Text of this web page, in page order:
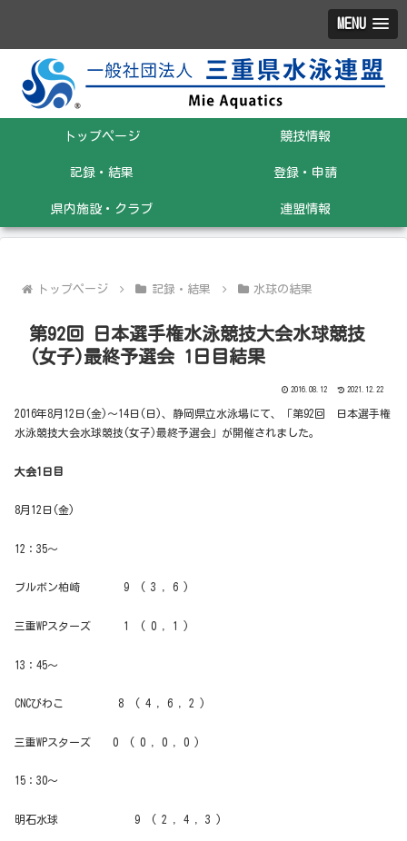
MENU
トップページ 競技情報
記録・結果 登録・申請
県内施設・クラブ 連盟情報
トップページ 記録・結果 水球の結果
第92回 日本選手権水泳競技大会水球競技
(女子)最終予選会 1日目結果
2016.08.12 2021.12.22
2016年8月12日(金)～14日(日)、静岡県立水泳場にて、「第92回 日本選手権
水泳競技大会水球競技(女子)最終予選会」が開催されました。
大会1日目
8月12日(金)
12：35～
ブルボン柏崎 9 ( 3 , 6 )
三重WPスターズ 1 ( 0 , 1 )
13：45～
CNCびわこ 8 ( 4 , 6 , 2 )
三重WPスターズ 0 ( 0 , 0 , 0 )
15：30～
明石水球 9 ( 2 , 4 , 3 )